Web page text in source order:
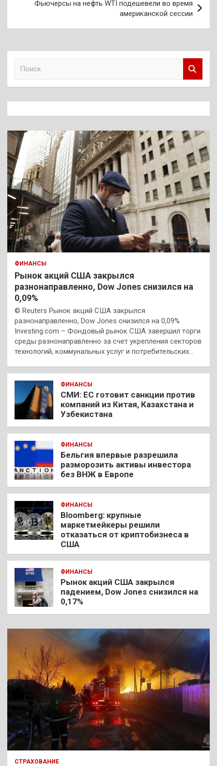
Фьючерсы на нефть WTI подешевели во время
американской сессии
к
ФИНАНСЫ
Рынок акций США закрылся
разнонаправленно, Dow Jones снизился на
0,09%
© Reuters Рынок акций США закрылся
разнонаправленно, Dow Jones снизился на 0,09%
Investing.com – Фондовый рынок США завершил торги
среды разнонаправленно за счет укрепления секторов
технологий, коммунальных услуг и потребительских…
ФИНАНСЫ
СМИ: ЕС готовит санкции против
компаний из Китая, Казахстана и
Узбекистана
ФИНАНСЫ
Бельгия впервые разрешила
разморозить активы инвестора
без ВНЖ в Европе
ФИНАНСЫ
Bloomberg: крупные
маркетмейкеры решили
отказаться от криптобизнеса в
США
ФИНАНСЫ
Рынок акций США закрылся
падением, Dow Jones снизился на
0,17%
СТРАХОВАНИЕ